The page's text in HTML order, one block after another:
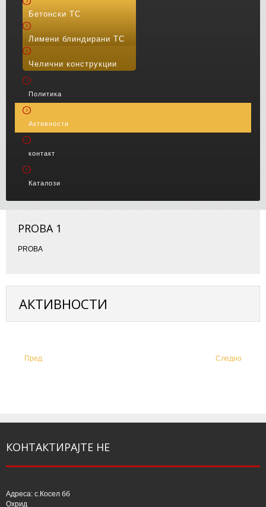
Бетонски ТС
Лимени блиндирани ТС
Челични конструкции
Политика
Активности
контакт
Каталози
PROBA 1
PROBA
АКТИВНОСТИ
Пред Следно
КОНТАКТИРАЈТЕ НЕ
Адреса: с.Косел бб
Охрид